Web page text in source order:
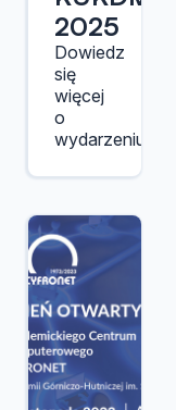
2025
Dowiedz
się
więcej
o
wydarzeniu.